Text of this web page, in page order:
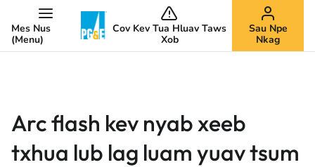
Mes Nus
(Menu)
Cov Kev Tua Hluav Taws
Xob
Sau Npe
Nkag
Arc flash kev nyab xeeb
txhua lub lag luam yuav tsum